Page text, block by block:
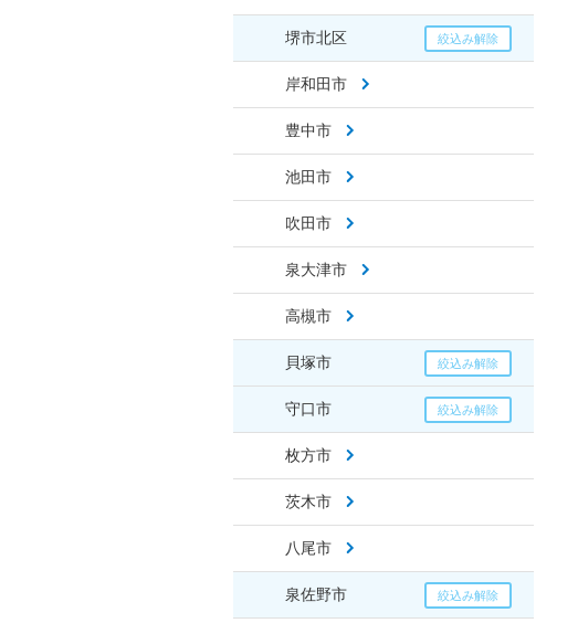
堺市北区
岸和田市
豊中市
池田市
吹田市
泉大津市
高槻市
貝塚市
守口市
枚方市
茨木市
八尾市
泉佐野市